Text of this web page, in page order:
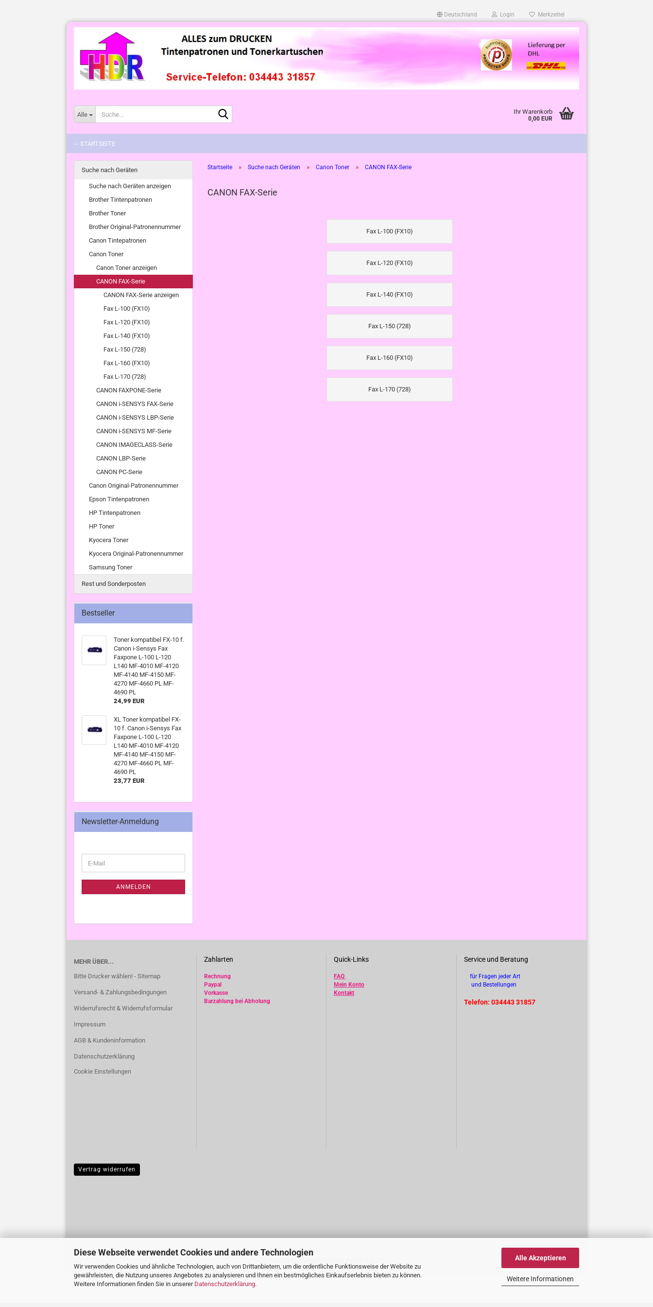
Diese Webseite verwendet Cookies und andere Technologien
Wir verwenden Cookies und ähnliche Technologien, auch von Drittanbietern, um die ordentliche Funktionsweise der Website zu
gewährleisten, die Nutzung unseres Angebotes zu analysieren und Ihnen ein bestmögliches Einkaufserlebnis bieten zu können.
Weitere Informationen finden Sie in unserer Datenschutzerklärung.
Alle Akzeptieren
Weitere Informationen
Deutschland Login Merkzettel
Alle Ihr Warenkorb
0,00 EUR
-- STARTSEITE
Startseite » Suche nach Geräten » Canon Toner » CANON FAX-Serie
CANON FAX-Serie
Fax L-100 (FX10)
Fax L-120 (FX10)
Fax L-140 (FX10)
Fax L-150 (728)
Fax L-160 (FX10)
Fax L-170 (728)
Suche nach Geräten
Suche nach Geräten anzeigen
Brother Tintenpatronen
Brother Toner
Brother Original-Patronennummer
Canon Tintepatronen
Canon Toner
Canon Toner anzeigen
CANON FAX-Serie
CANON FAX-Serie anzeigen
Fax L-100 (FX10)
Fax L-120 (FX10)
Fax L-140 (FX10)
Fax L-150 (728)
Fax L-160 (FX10)
Fax L-170 (728)
CANON FAXPONE-Serie
CANON i-SENSYS FAX-Serie
CANON i-SENSYS LBP-Serie
CANON i-SENSYS MF-Serie
CANON IMAGECLASS-Serie
CANON LBP-Serie
CANON PC-Serie
Canon Original-Patronennummer
Epson Tintenpatronen
HP Tintenpatronen
HP Toner
Kyocera Toner
Kyocera Original-Patronennummer
Samsung Toner
Rest und Sonderposten
Bestseller
Toner kompatibel FX-10 f.
Canon i-Sensys Fax
Faxpone L-100 L-120
L140 MF-4010 MF-4120
MF-4140 MF-4150 MF-
4270 MF-4660 PL MF-
4690 PL
24,99 EUR
XL Toner kompatibel FX-
10 f. Canon i-Sensys Fax
Faxpone L-100 L-120
L140 MF-4010 MF-4120
MF-4140 MF-4150 MF-
4270 MF-4660 PL MF-
4690 PL
23,77 EUR
Newsletter-Anmeldung
ZUR
ANMELDUNG
E-
Mail
ANMELDEN
MEHR ÜBER...
Bitte Drucker wählen! - Sitemap
Versand- & Zahlungsbedingungen
Widerrufsrecht & Widerrufsformular
Impressum
AGB & Kundeninformation
Datenschutzerklärung
Cookie Einstellungen
Zahlarten
Rechnung
Paypal
Vorkasse
Barzahlung bei Abholung
Quick-Links
FAQ
Mein Konto
Kontakt
Service und Beratung
für Fragen jeder Art
und Bestellungen
Telefon: 034443 31857
Vertrag widerrufen